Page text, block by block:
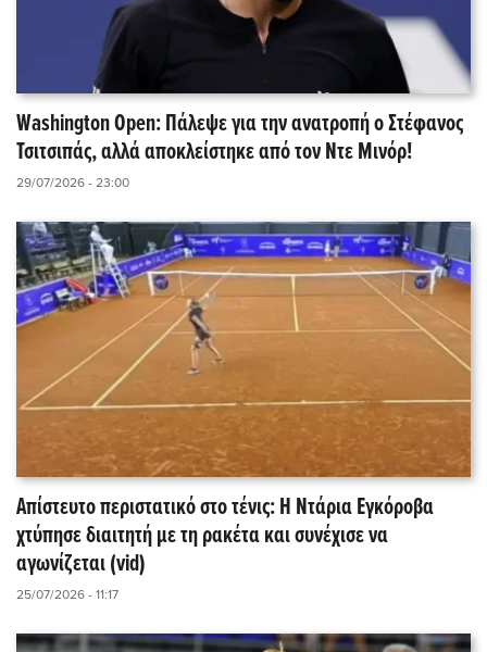
Washington Open: Πάλεψε για την ανατροπή ο Στέφανος
Τσιτσιπάς, αλλά αποκλείστηκε από τον Ντε Μινόρ!
29/07/2026 - 23:00
Απίστευτο περιστατικό στο τένις: Η Ντάρια Εγκόροβα
χτύπησε διαιτητή με τη ρακέτα και συνέχισε να
αγωνίζεται (vid)
25/07/2026 - 11:17